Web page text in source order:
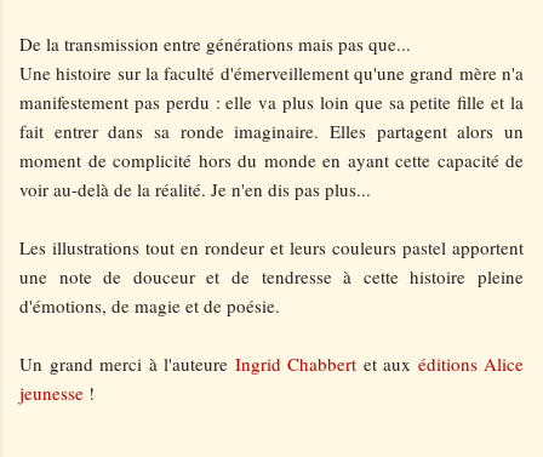
De la transmission entre générations mais pas que...
Une histoire sur la faculté d'émerveillement qu'une grand mère n'a
manifestement pas perdu : elle va plus loin que sa petite fille et la
fait entrer dans sa ronde imaginaire. Elles partagent alors un
moment de complicité hors du monde en ayant cette capacité de
voir au-delà de la réalité. Je n'en dis pas plus...
Les illustrations tout en rondeur et leurs couleurs pastel apportent
une note de douceur et de tendresse à cette histoire pleine
d'émotions, de magie et de poésie.
Un grand merci à l'auteure Ingrid Chabbert et aux éditions Alice
jeunesse !